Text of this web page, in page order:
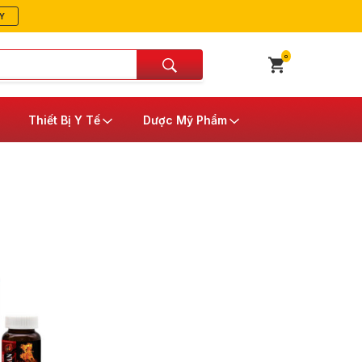
0
Thiết Bị Y Tế Dược Mỹ Phẩm